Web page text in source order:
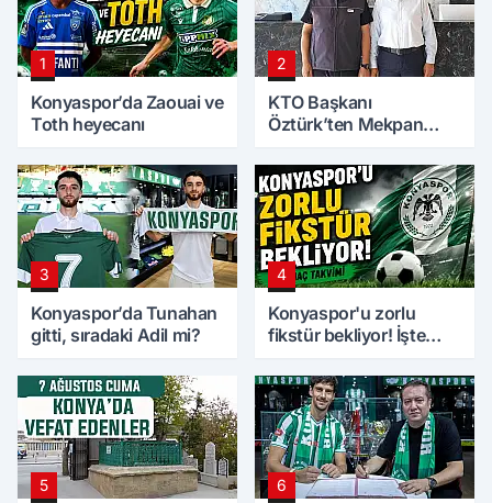
1
Konyaspor’da Zaouai ve
Toth heyecanı
2
KTO Başkanı
Öztürk’ten Mekpan
3
Konyaspor’da Tunahan
gitti, sıradaki Adil mi?
4
Konyaspor'u zorlu
fikstür bekliyor! İşte
5 6